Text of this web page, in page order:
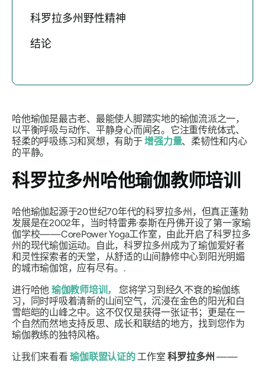
科罗拉多州野性精神
结论
哈他瑜伽是最古老、最能使人脚踏实地的瑜伽流派之一，
以平衡呼吸与动作、平静身心而闻名。它注重传统体式、
轻柔的呼吸练习和冥想，有助于增强力量、柔韧性和内心
的平静。
科罗拉多州哈他瑜伽教师培训
哈他瑜伽起源于20世纪70年代的科罗拉多州，但真正蓬勃
发展是在2002年，当时特雷弗·泰斯在丹佛开设了第一家瑜
伽学校——CorePower Yoga工作室，由此开启了科罗拉多
州的现代瑜伽运动。自此，科罗拉多州成为了瑜伽爱好者
和灵性探索者的天堂，从舒适的山间静修中心到阳光明媚
的城市瑜伽馆，应有尽有。.
进行哈他 瑜伽教师培训，
您将学习到经久不衰的瑜伽练
习，同时呼吸着清新的山间空气，沉浸在金色的阳光和白
雪皑皑的山峰之中。这不仅仅是获得一张证书；更是在一
个自然而然地支持反思、成长和联结的地方，找到您作为
瑜伽教练的独特风格。
让我们来看看瑜伽联盟认证的工作室科罗拉多州——